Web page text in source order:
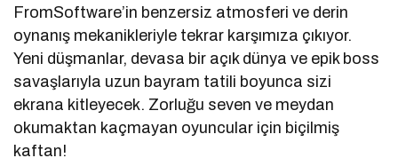
FromSoftware’in benzersiz atmosferi ve derin
oynanış mekanikleriyle tekrar karşımıza çıkıyor.
Yeni düşmanlar, devasa bir açık dünya ve epik boss
savaşlarıyla uzun bayram tatili boyunca sizi
ekrana kitleyecek. Zorluğu seven ve meydan
okumaktan kaçmayan oyuncular için biçilmiş
kaftan!